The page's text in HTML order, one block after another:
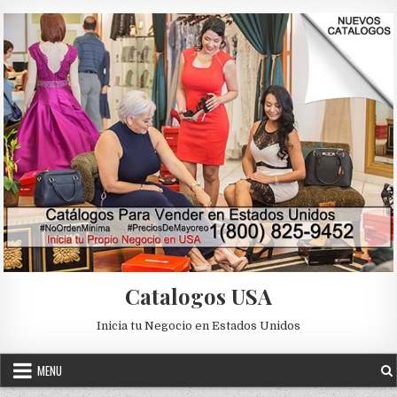
Catalogos USA
Inicia tu Negocio en Estados Unidos
MENU